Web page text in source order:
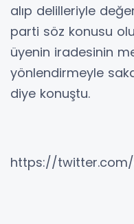
alıp delilleriyle
parti söz konusu
üyenin iradesinin
yönlendirmeyle
diye konuştu.
https://twitter.com/